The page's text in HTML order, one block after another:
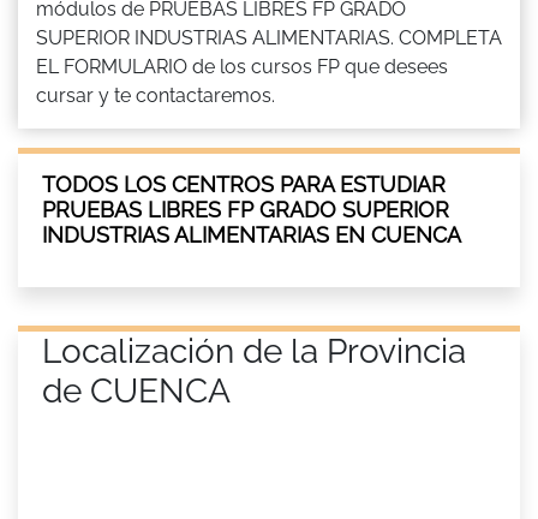
módulos de PRUEBAS LIBRES FP GRADO
SUPERIOR INDUSTRIAS ALIMENTARIAS. COMPLETA
EL FORMULARIO de los cursos FP que desees
cursar y te contactaremos.
TODOS LOS CENTROS PARA ESTUDIAR
PRUEBAS LIBRES FP GRADO SUPERIOR
INDUSTRIAS ALIMENTARIAS EN CUENCA
Localización de la Provincia
de CUENCA